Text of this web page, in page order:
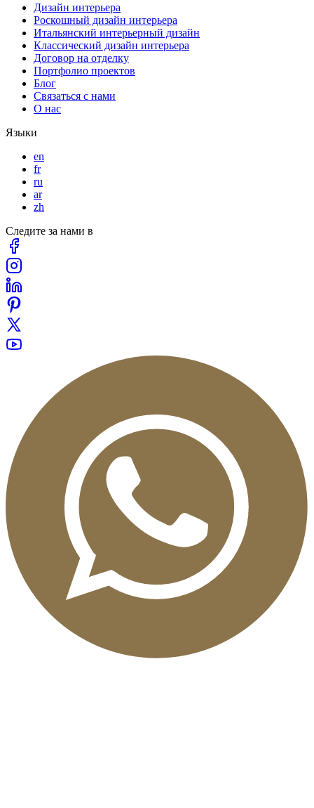
Дизайн интерьера
Роскошный дизайн интерьера
Итальянский интерьерный дизайн
Классический дизайн интерьера
Договор на отделку
Портфолио проектов
Блог
Связаться с нами
О нас
Языки
en
fr
ru
ar
zh
Следите за нами в